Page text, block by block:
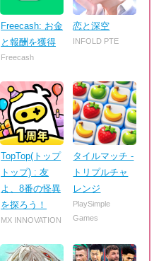
Freecash: お金
と報酬を獲得
Freecash
恋と深空
INFOLD PTE
TopTop(トップ
トップ) : 友
よ、8番の怪異
を探ろう！
MX INNOVATION
タイルマッチ -
トリプルチャ
レンジ
PlaySimple
Games